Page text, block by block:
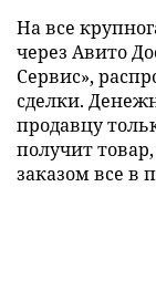
На все
через Авито
Сервис»,
сделки.
продавцу
получит
заказом все в